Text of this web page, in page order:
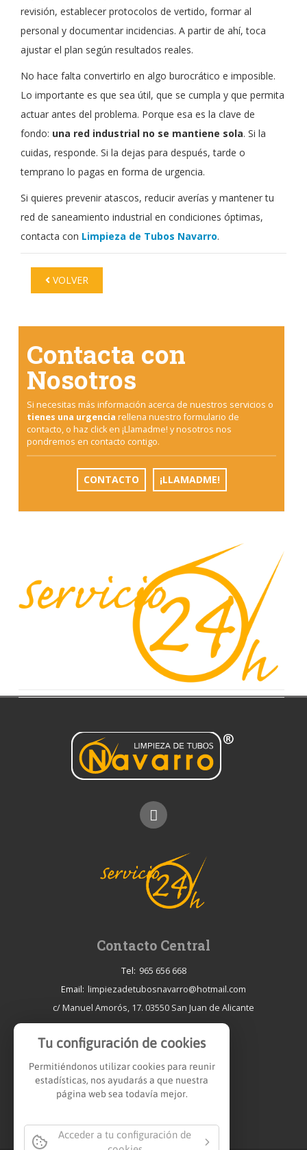
revisión, establecer protocolos de vertido, formar al
personal y documentar incidencias. A partir de ahí, toca
ajustar el plan según resultados reales.
No hace falta convertirlo en algo burocrático e imposible.
Lo importante es que sea útil, que se cumpla y que permita
actuar antes del problema. Porque esa es la clave de
fondo: una red industrial no se mantiene sola. Si la
cuidas, responde. Si la dejas para después, tarde o
temprano lo pagas en forma de urgencia.
Si quieres prevenir atascos, reducir averías y mantener tu
red de saneamiento industrial en condiciones óptimas,
contacta con Limpieza de Tubos Navarro.
VOLVER
Contacta con
Nosotros
Si necesitas más información acerca de nuestros servicios o
tienes una urgencia rellena nuestro formulario de
contacto, o haz click en ¡Llamadme! y nosotros nos
pondremos en contacto contigo.
CONTACTO ¡LLAMADME!
Contacto Central
Tel: 965 656 668
Email: limpiezadetubosnavarro@hotmail.com
c/ Manuel Amorós, 17. 03550 San Juan de Alicante
Delegaciones
Elda: 670 303 410
Benidorm: 657 031 958
Elche: 690 663 876
Tu configuración de cookies
Permitiéndonos utilizar cookies para reunir
estadísticas, nos ayudarás a que nuestra
página web sea todavía mejor.
Acceder a tu configuración de